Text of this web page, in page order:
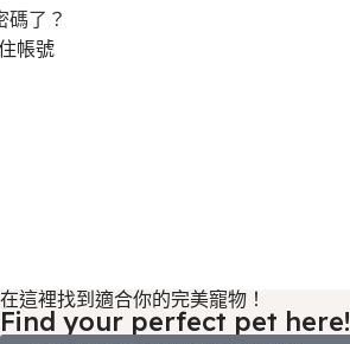
碼了？
帳號
在這裡找到適合你的完美寵物！
Find your perfect pet here!